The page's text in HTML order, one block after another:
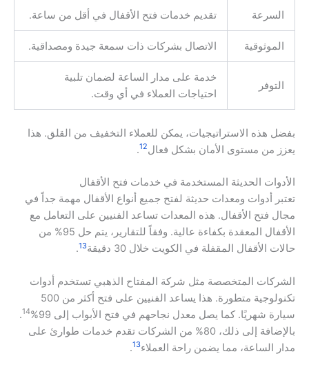
السرعة تقديم خدمات فتح الأقفال في أقل من ساعة.
الموثوقية الاتصال بشركات ذات سمعة جيدة ومصداقية.
التوفر
خدمة على مدار الساعة لضمان تلبية
احتياجات العملاء في أي وقت.
بفضل هذه الاستراتيجيات، يمكن للعملاء التخفيف من القلق. هذا
يعزز من مستوى الأمان بشكل فعال12
.
الأدوات الحديثة المستخدمة في خدمات فتح الأقفال
تعتبر أدوات ومعدات حديثة لفتح جميع أنواع الأقفال مهمة جداً في
مجال فتح الأقفال. هذه المعدات تساعد الفنيين على التعامل مع
الأقفال المعقدة بكفاءة عالية. وفقاً للتقارير، يتم حل 95% من
حالات الأقفال المقفلة في الكويت خلال 30 دقيقة
13
.
الشركات المتخصصة مثل شركة المفتاح الذهبي تستخدم أدوات
تكنولوجية متطورة. هذا يساعد الفنيين على فتح أكثر من 500
سيارة شهريًا. كما يصل معدل نجاحهم في فتح الأبواب إلى 99%
14
.
بالإضافة إلى ذلك، 80% من الشركات تقدم خدمات طوارئ على
مدار الساعة، مما يضمن راحة العملاء13
.